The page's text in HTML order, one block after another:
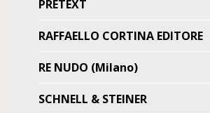
PRETEXT
RAFFAELLO CORTINA EDITORE
RE NUDO (Milano)
SCHNELL & STEINER